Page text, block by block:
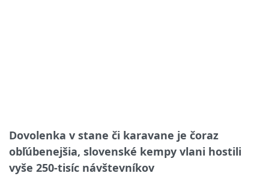
Dovolenka v stane či karavane je čoraz
obľúbenejšia, slovenské kempy vlani hostili
vyše 250-tisíc návštevníkov